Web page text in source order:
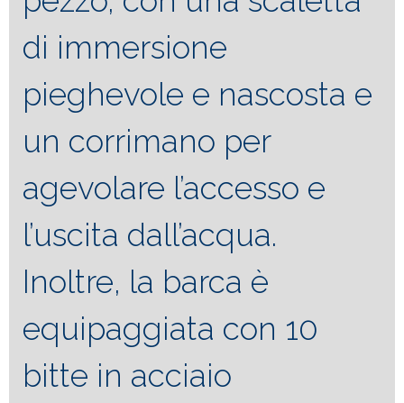
di immersione
pieghevole e nascosta e
un corrimano per
agevolare l’accesso e
l’uscita dall’acqua.
Inoltre, la barca è
equipaggiata con 10
bitte in acciaio